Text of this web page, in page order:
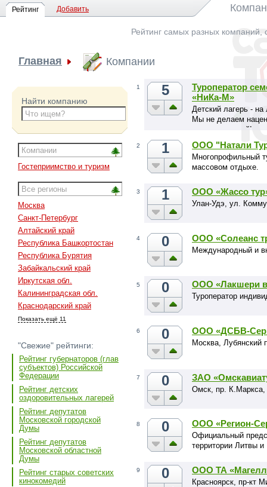
Рейтинг Добавить
Рейтинг самых разных компаний,
Главная Компании
Найти компанию
Гостеприимство и туризм
Москва
Санкт-Петербург
Алтайский край
Республика Башкортостан
Республика Бурятия
Забайкальский край
Иркутская обл.
Калининградская обл.
Краснодарский край
Показать ещё 11
"Свежие" рейтинги:
Рейтинг губернаторов (глав
субъектов) Российской
Федерации
Рейтинг детских
оздоровительных лагерей
Рейтинг депутатов
Московской городской
Думы
Рейтинг депутатов
Московской областной
Думы
Рейтинг старых советских
кинокомедий
1 5
Туроператор
«НиКа-М»
Детский лагерь -
Мы не делаем
цена от лагерей!
2 1 ООО "Натали
Многопрофильный
массовом отдыхе.
3 1 ООО «Жассо
Улан-Удэ, ул.
4 0 ООО «Солеанс
Международный и
5 0 ООО «Лакшери
Туроператор
6 0 ООО «ДСБВ-
Москва, Лубянский
7 0 ЗАО
Омск, пр. К.Маркса,
8 0 ООО «Регион-
Официальный
территории Литвы и
9 0 ООО ТА
Красноярск, пр-кт